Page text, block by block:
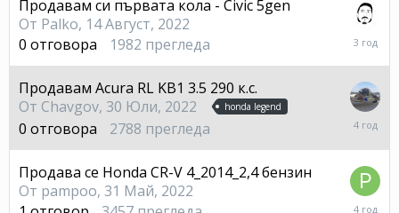
Продавам си първата кола - Civic 5gen
От Palko, 14 Август, 2022
0 отговора 1982 прегледа
14
Август,
2022
Продавам Acura RL KB1 3.5 290 к.с.
От Chavgov, 30 Юли, 2022 honda legend
0 отговора 2788 прегледа
30
Юли,
2022
Продава се Honda CR-V 4_2014_2,4 бензин
От pampoo, 31 Май, 2022
20